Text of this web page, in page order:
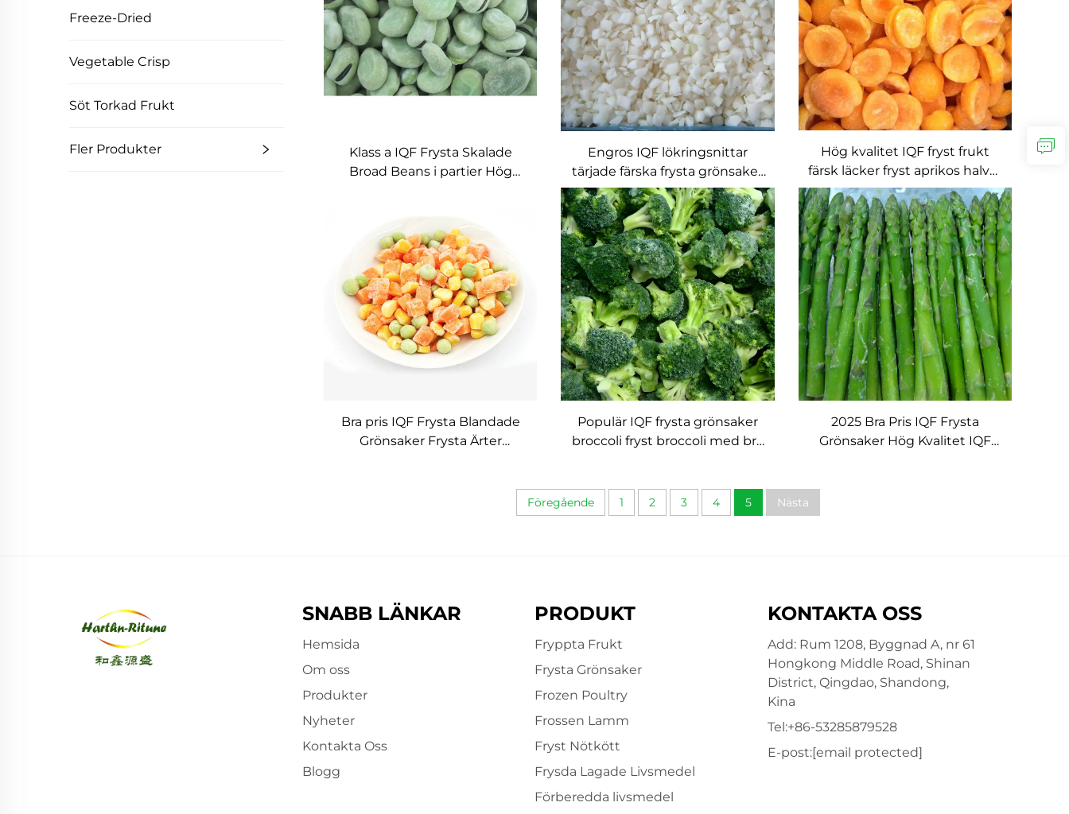
Freeze-Dried
Vegetable Crisp
Söt Torkad Frukt
Fler Produkter
Klass a IQF Frysta Skalade
Broad Beans i partier Hög
Engros IQF lökringsnittar
tärjade färska frysta grönsaker
pris
Hög kvalitet IQF fryst frukt
färsk läcker fryst aprikos halvor
i bulk
Bra pris IQF Frysta Blandade
Grönsaker Frysta Ärter
Populär IQF frysta grönsaker
broccoli fryst broccoli med bra
2025 Bra Pris IQF Frysta
Grönsaker Hög Kvalitet IQF
Föregående 1 2 3 4 5 Nästa
SNABB LÄNKAR
Hemsida
Om oss
Produkter
Nyheter
Kontakta Oss
Blogg
PRODUKT
Fryppta Frukt
Frysta Grönsaker
Frozen Poultry
Frossen Lamm
Fryst Nötkött
Frysda Lagade Livsmedel
Förberedda livsmedel
KONTAKTA OSS
Add: Rum 1208, Byggnad A, nr 61
Hongkong Middle Road, Shinan
District, Qingdao, Shandong,
Kina
Tel:+86-53285879528
E-post:[email protected]